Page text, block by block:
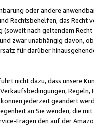
oder andere
Rechtsbehelfen, das
(soweit nach geltendem
zwar unabhängig davon,
für darüber
nicht dazu, dass unsere
jederzeit geändert
an Sie wenden, die
Fragen den auf der